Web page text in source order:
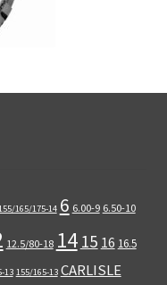
165/175-14 6 6.00-9 6.50-10
12.5/80-18 14 15 16 16.5
13 155/165-13 CARLISLE